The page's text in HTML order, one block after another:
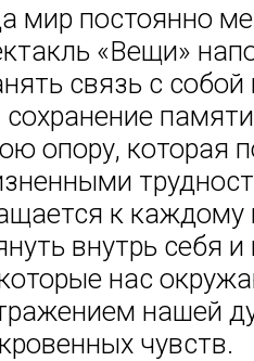
мир постоянно
«Вещи»
связь с
опору, которая
к каждому
внутрь себя и
нас
нашей
чувств.